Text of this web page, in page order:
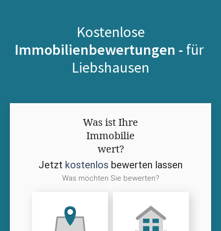
Kostenlose
Immobilienbewertungen - für
Liebshausen
Was ist Ihre
Immobilie
wert?
Jetzt kostenlos bewerten lassen
Was möchten Sie bewerten?